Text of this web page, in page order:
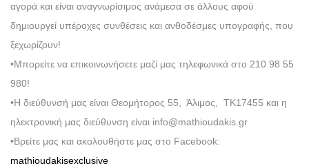
αγορά και είναι αναγνωρίσιμος ανάμεσα σε άλλους αφού
δημιουργεί υπέροχες συνθέσεις και ανθοδέσμες υπογραφής, που
ξεχωρίζουν!
•Μπορείτε να επικοινωνήσετε μαζί μας τηλεφωνικά στο 210 98 55
980!
•Η διεύθυνσή μας είναι Θεομήτορος 55, Άλιμος, ΤΚ17455 και η
ηλεκτρονική μας διεύθυνση είναι info@mathioudakis.gr
•Βρείτε μας και ακολουθήστε μας στο Facebook:
mathioudakisexclusive